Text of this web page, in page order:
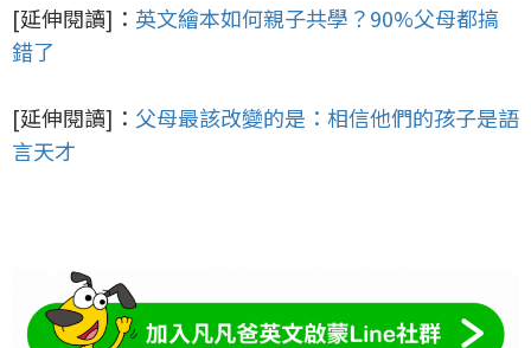
[延伸閱讀]： 英文繪本如何親子共學？90%父母都搞
錯了
[延伸閱讀]： 父母最該改變的是：相信他們的孩子是語
言天才